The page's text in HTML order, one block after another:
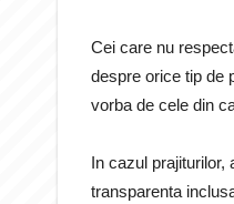
Cei care nu
despre orice tip de
vorba de cele din
In cazul prajiturilor,
transparenta